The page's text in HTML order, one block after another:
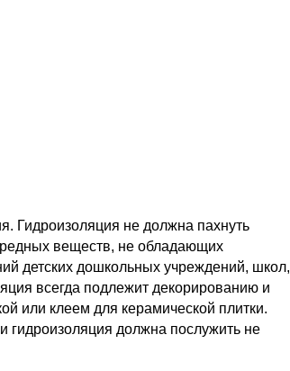
Гидроизоляция не должна пахнуть
веществ, не обладающих
детских дошкольных учреждений, школ,
всегда подлежит декорированию и
или клеем для керамической плитки.
гидроизоляция должна послужить не